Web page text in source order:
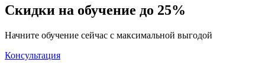
Скидки на обучение до 25%
Начните обучение сейчас с максимальной выгодой
Консультация